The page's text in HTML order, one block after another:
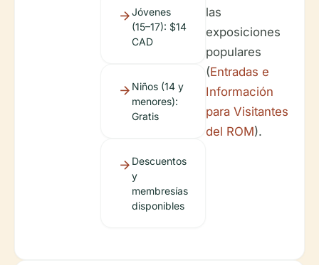
Jóvenes
(15–17): $14
CAD
Niños (14 y
menores):
Gratis
Descuentos
y
membresías
disponibles
las
exposiciones
populares
(Entradas e
Información
para Visitantes
del ROM).